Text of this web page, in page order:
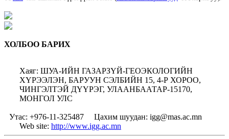
ХОЛБОО БАРИХ
Хаяг: ШУА-ИЙН ГАЗАРЗҮЙ-ГЕОЭКОЛОГИЙН
ХҮРЭЭЛЭН, БАРУУН СЭЛБИЙН 15, 4-Р ХОРОО,
ЧИНГЭЛТЭЙ ДҮҮРЭГ, УЛААНБААТАР-15170,
МОНГОЛ УЛС
Утас: +976-11-325487 Цахим шуудан: igg@mas.ac.mn
Web site: http://www.igg.ac.mn